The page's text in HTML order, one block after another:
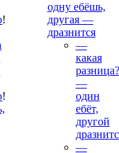
!
!
одну ебёшь,
другая —
дразнится
—
какая
разница?
—
один
ебёт,
другой
—